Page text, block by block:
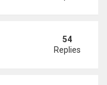
ra sao
54
Replies